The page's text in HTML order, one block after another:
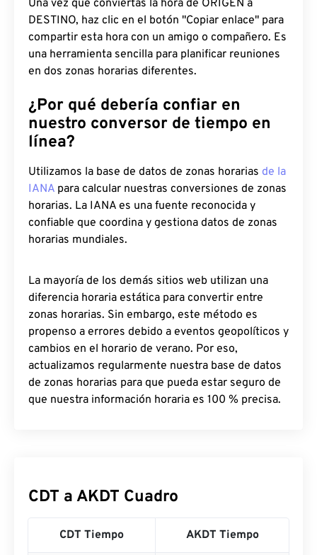
Una vez que conviertas la hora de ORIGEN a
DESTINO, haz clic en el botón "Copiar enlace" para
compartir esta hora con un amigo o compañero. Es
una herramienta sencilla para planificar reuniones
en dos zonas horarias diferentes.
¿Por qué debería confiar en
nuestro conversor de tiempo en
línea?
Utilizamos la base de datos de zonas horarias de la
IANA para calcular nuestras conversiones de zonas
horarias. La IANA es una fuente reconocida y
confiable que coordina y gestiona datos de zonas
horarias mundiales.
La mayoría de los demás sitios web utilizan una
diferencia horaria estática para convertir entre
zonas horarias. Sin embargo, este método es
propenso a errores debido a eventos geopolíticos y
cambios en el horario de verano. Por eso,
actualizamos regularmente nuestra base de datos
de zonas horarias para que pueda estar seguro de
que nuestra información horaria es 100 % precisa.
CDT a AKDT Cuadro
CDT Tiempo AKDT Tiempo